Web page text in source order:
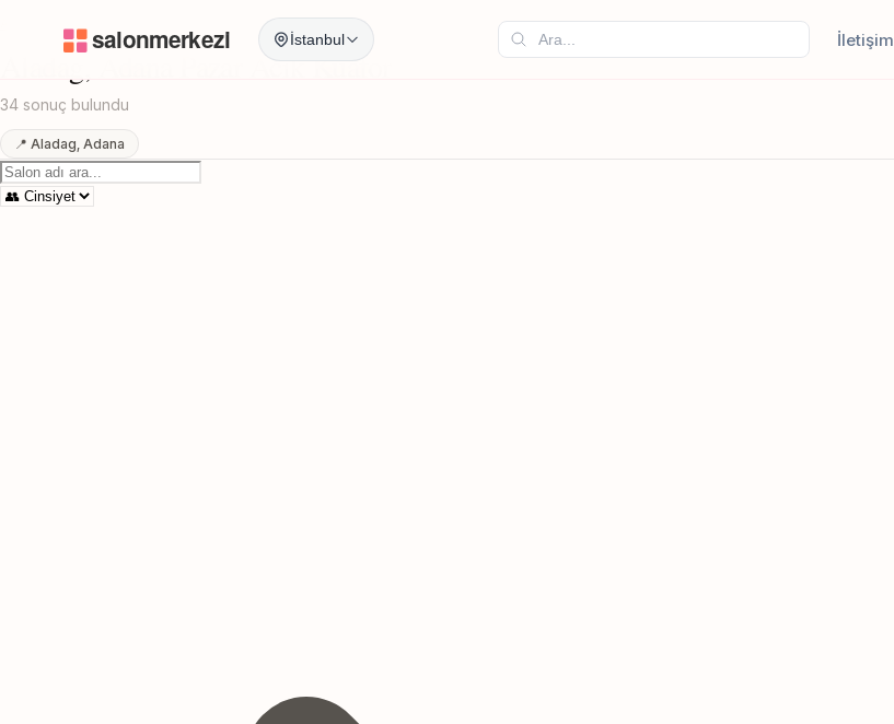
İstanbul İletişim
Pazar Acik Kuafor
Aladag, Adana Pazar Acik Kuafor
34 sonuç bulundu
📍 Aladag, Adana